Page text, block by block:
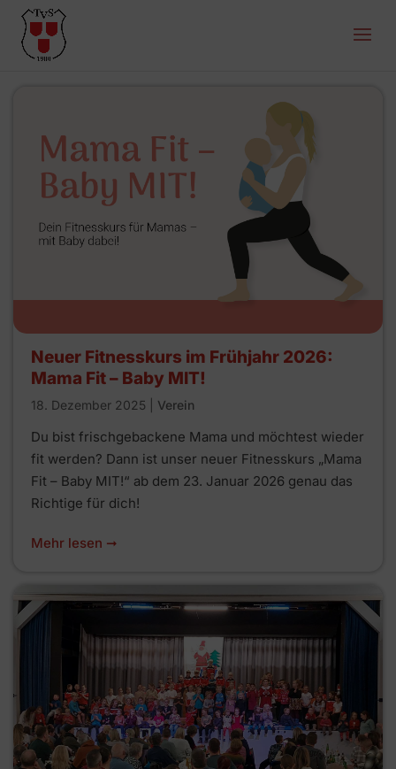
Neuer Fitnesskurs im Frühjahr 2026:
Mama Fit – Baby MIT!
18. Dezember 2025 Verein
Du bist frischgebackene Mama und möchtest wieder
fit werden? Dann ist unser neuer Fitnesskurs „Mama
Fit – Baby MIT!“ ab dem 23. Januar 2026 genau das
Richtige für dich!
Mehr lesen ➞